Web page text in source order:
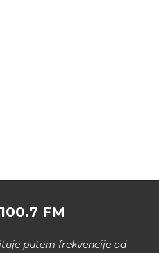
FM
putem frekvencije od